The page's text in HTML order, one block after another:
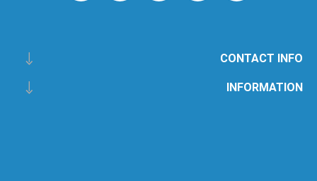
CONTACT INFO
INFORMATION